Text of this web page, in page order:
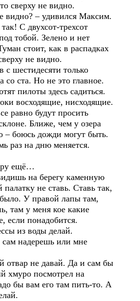
не видно.
– удивился Максим.
двухсот-трехсот
тобой. Зелено и нет
стоит, как в распадках
не видно.
только
со ста. Но не это главное.
здесь садиться.
восходящие, нисходящие.
равно будут просить
Ближе, чем у озера
– боюсь дожди могут быть.
раз на дню меняется.
ещё…
на берегу каменную
не ставь. Ставь так,
У правой лапы там,
там у меня кое какие
если понадобится.
из воды делай.
сам надерешь или мне
не давай. Да и сам бы
хмуро посмотрел на
бы вам его там пить-то. А